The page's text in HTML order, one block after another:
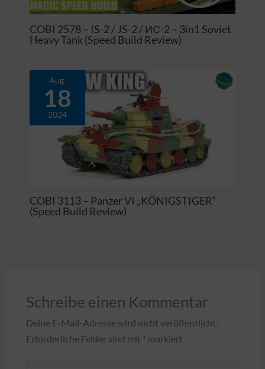
COBI 2578 – IS-2 / JS-2 / ИС-2 – 3in1 Soviet
Heavy Tank (Speed Build Review)
Aug.
18
2024
COBI 3113 – Panzer VI „KÖNIGSTIGER“
(Speed Build Review)
Schreibe einen Kommentar
Deine E-Mail-Adresse wird nicht veröffentlicht.
Erforderliche Felder sind mit * markiert